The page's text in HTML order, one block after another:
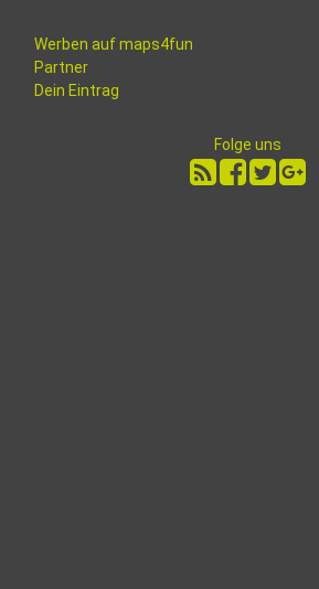
Werben auf maps4fun
Partner
Dein Eintrag
Folge uns